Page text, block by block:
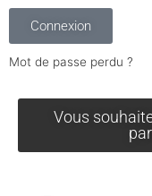
Connexion
Mot de passe perdu ?
Vous